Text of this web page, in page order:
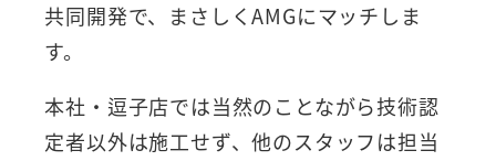
共同開発で、まさしくAMGにマッチしま
す。
本社・逗子店では当然のことながら技術認
定者以外は施工せず、他のスタッフは担当